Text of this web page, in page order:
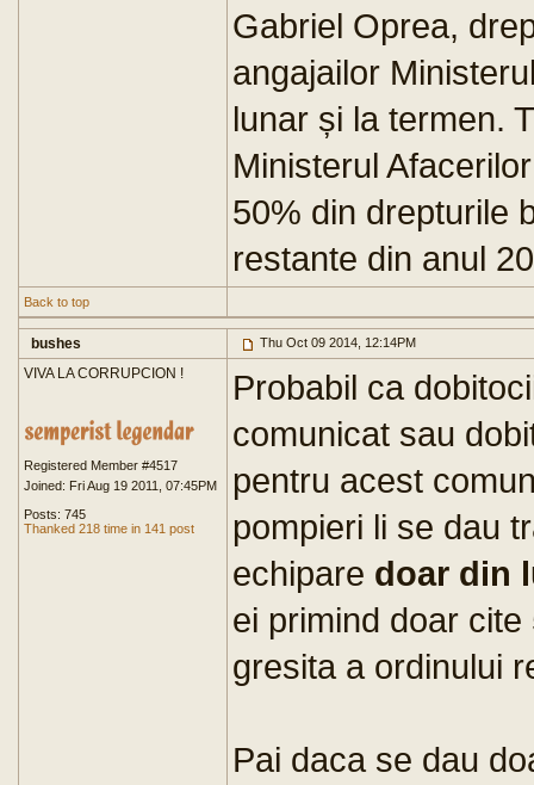
Gabriel Oprea,
angajailor
lunar și la termen.
Ministerul
50% din drepturile
restante din anul
Back to top
bushes Thu Oct 09 2014, 12:14PM
VIVA LA CORRUPCION !
Registered Member #4517
Joined: Fri Aug 19 2011, 07:45PM
Posts: 745
Thanked 218 time in 141 post
Probabil ca
comunicat sau
pentru acest
pompieri li se dau
echipare doar din
ei primind doar
gresita a ordinului
Pai daca se dau